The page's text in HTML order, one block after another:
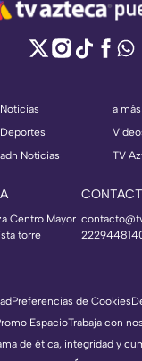
Noticias
Deportes
adn Noticias
a
TV
Centro Mayor
torre
Preferencias de Cookies
EspacioTrabaja con
de ética, integridad y